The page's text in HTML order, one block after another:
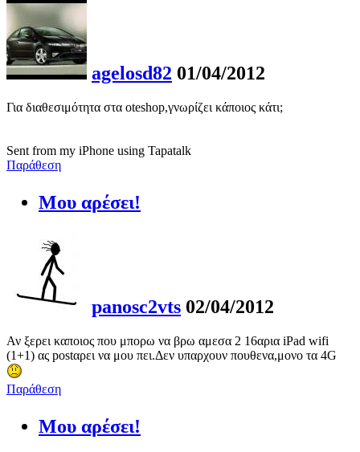
agelosd82 01/04/2012
Για διαθεσιμότητα στα oteshop,γνωρίζει κάποιος κάτι;
Sent from my iPhone using Tapatalk
Παράθεση
Μου αρέσει!
panosc2vts 02/04/2012
Αν ξερει καποιος που μπορω να βρω αμεσα 2 16αρια iPad wifi
(1+1) ας postαρει να μου πει.Δεν υπαρχουν πουθενα,μονο τα 4G
Παράθεση
Μου αρέσει!